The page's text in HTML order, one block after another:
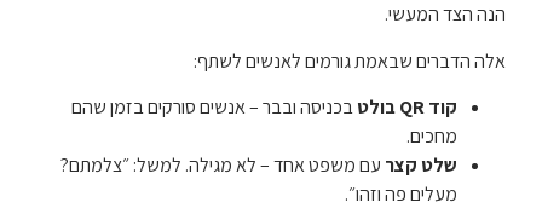
הנה הצד המעשי.
אלה הדברים שבאמת גורמים לאנשים לשתף:
קוד QR בולט
בכניסה ובבר – אנשים סורקים בזמן שהם
מחכים.
שלט קצר עם משפט אחד – לא מגילה. למשל: ״צלמתם?
מעלים פה וזהו״.